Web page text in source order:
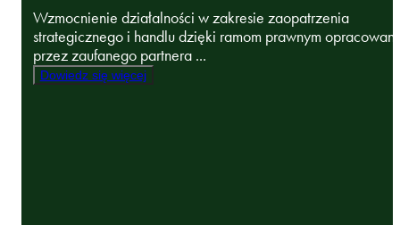
Wzmocnienie działalności w zakresie zaopatrzenia
strategicznego i handlu dzięki ramom prawnym
przez zaufanego partnera ...
Dowiedz się więcej